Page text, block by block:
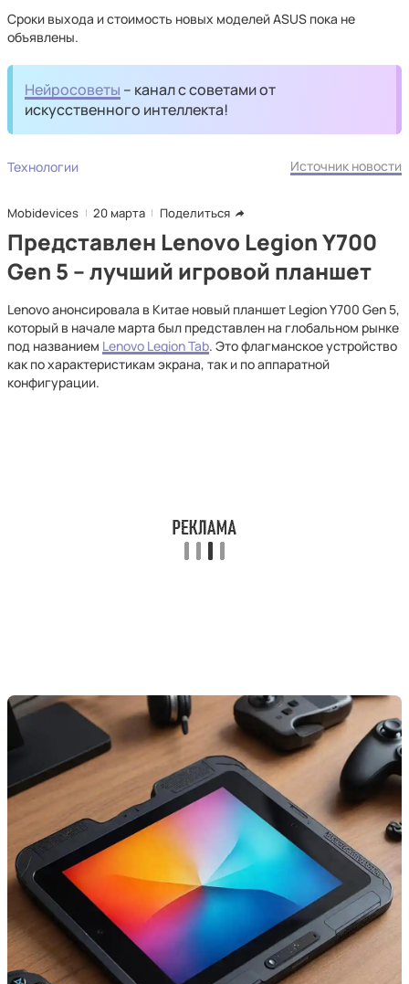
Сроки выхода и стоимость новых моделей ASUS пока не
объявлены.
Нейросоветы – канал с советами от
искусственного интеллекта!
Технологии Источник новости
Mobidevices 20 марта Поделиться
Представлен Lenovo Legion Y700
Gen 5 – лучший игровой планшет
Lenovo анонсировала в Китае новый планшет Legion Y700 Gen 5,
который в начале марта был представлен на глобальном рынке
под названием Lenovo Legion Tab. Это флагманское устройство
как по характеристикам экрана, так и по аппаратной
конфигурации.